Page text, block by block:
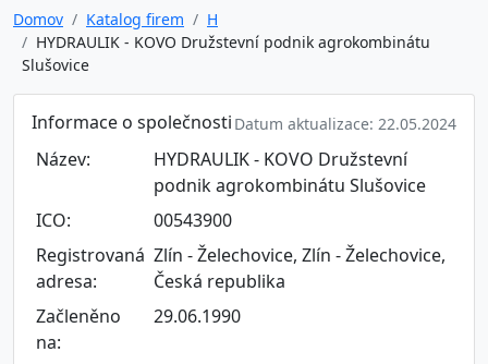
Domov Katalog firem
H
HYDRAULIK - KOVO Družstevní podnik agrokombinátu
Slušovice
Informace o společnosti Datum aktualizace: 22.05.2024
Název:
HYDRAULIK - KOVO Družstevní
podnik agrokombinátu Slušovice
ICO:
00543900
Registrovaná
adresa:
Zlín - Želechovice, Zlín - Želechovice,
Česká republika
Začleněno
na:
29.06.1990